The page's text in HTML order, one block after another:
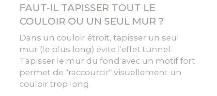
FAUT-IL TAPISSER TOUT LE
COULOIR OU UN SEUL MUR ?
Dans un couloir étroit, tapisser un seul
mur (le plus long) évite l'effet tunnel.
Tapisser le mur du fond avec un motif fort
permet de "raccourcir" visuellement un
couloir trop long.